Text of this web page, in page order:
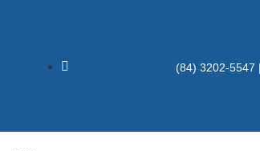
(84) 3202-5547